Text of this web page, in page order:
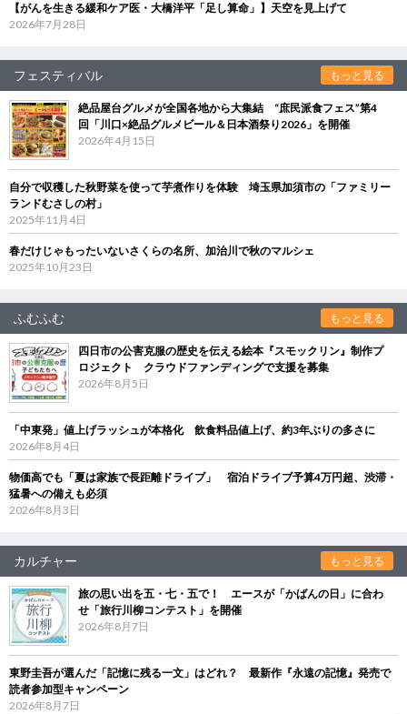
【がんを生きる緩和ケア医・大橋洋平「足し算命」】天空を見上げて
2026年7月28日
フェスティバル もっと見る
絶品屋台グルメが全国各地から大集結 “庶民派食フェス”第4
回「川口×絶品グルメビール＆日本酒祭り2026」を開催
2026年4月15日
自分で収穫した秋野菜を使って芋煮作りを体験 埼玉県加須市の「ファミリー
ランドむさしの村」
2025年11月4日
春だけじゃもったいないさくらの名所、加治川で秋のマルシェ
2025年10月23日
ふむふむ もっと見る
四日市の公害克服の歴史を伝える絵本『スモックリン』制作プ
ロジェクト クラウドファンディングで支援を募集
2026年8月5日
「中東発」値上げラッシュが本格化 飲食料品値上げ、約3年ぶりの多さに
2026年8月4日
物価高でも「夏は家族で長距離ドライブ」 宿泊ドライブ予算4万円超、渋滞・
猛暑への備えも必須
2026年8月3日
カルチャー もっと見る
旅の思い出を五・七・五で！ エースが「かばんの日」に合わ
せ「旅行川柳コンテスト」を開催
2026年8月7日
東野圭吾が選んだ「記憶に残る一文」はどれ？ 最新作『永遠の記憶』発売で
読者参加型キャンペーン
2026年8月7日